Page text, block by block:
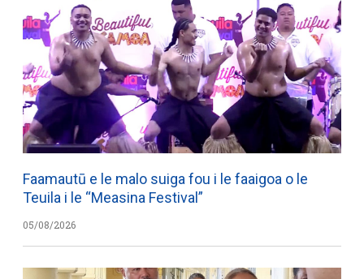
Faamautū e le malo suiga fou i le faaigoa o le
Teuila i le “Measina Festival”
05/08/2026